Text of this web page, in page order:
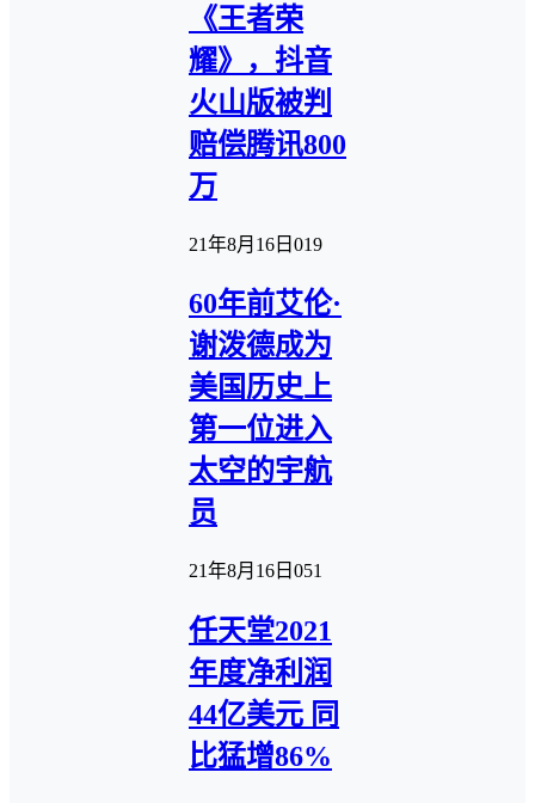
《王者荣
耀》，抖音
火山版被判
赔偿腾讯800
万
21年8月16日 019
60年前艾伦·
谢泼德成为
美国历史上
第一位进入
太空的宇航
员
21年8月16日 051
任天堂2021
年度净利润
44亿美元 同
比猛增86%